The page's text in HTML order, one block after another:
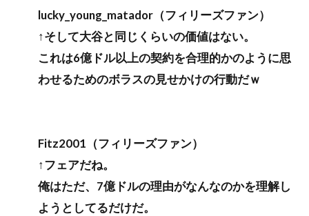
lucky_young_matador（フィリーズファン）
↑そして大谷と同じくらいの価値はない。
これは6億ドル以上の契約を合理的かのように思
わせるためのボラスの見せかけの行動だｗ
Fitz2001（フィリーズファン）
↑フェアだね。
俺はただ、7億ドルの理由がなんなのかを理解し
ようとしてるだけだ。